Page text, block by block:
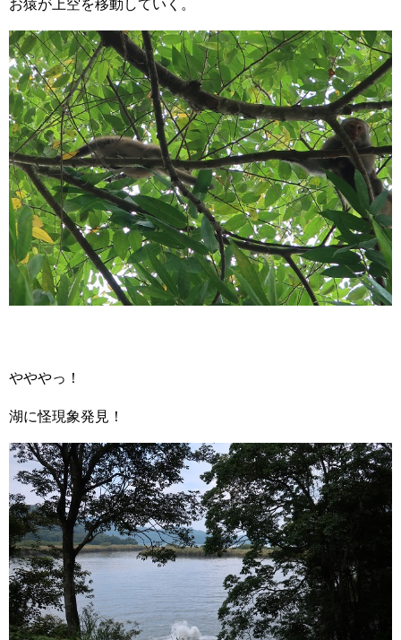
お猿が上空を移動していく。
やややっ！
湖に怪現象発見！